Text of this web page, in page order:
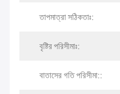
তাপমাত্রা সঠিকতাঃ:
বৃষ্টির পরিসীমাঃ:
বাতাসের গতি পরিসীমা::